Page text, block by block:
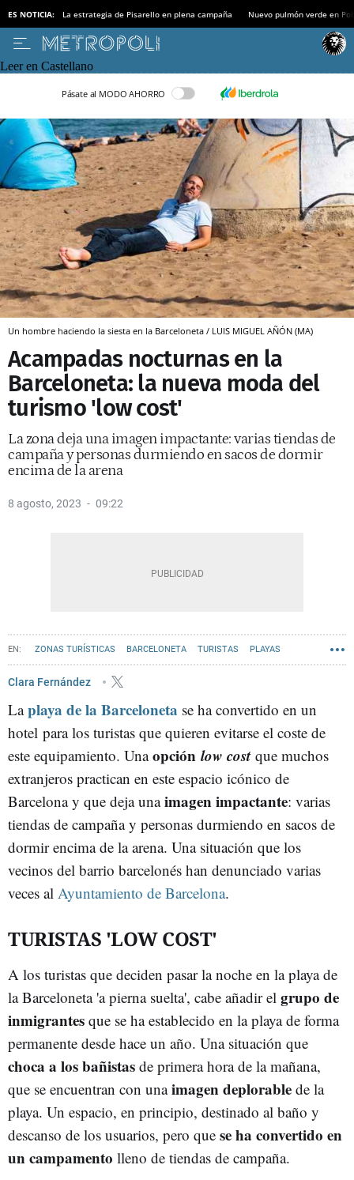
ES NOTICIA: La estrategia de Pisarello en plena campaña Nuevo pulmón verde en
Leer en Castellano
Pásate al MODO AHORRO
Un hombre haciendo la siesta en la Barceloneta / LUIS MIGUEL AÑÓN (MA)
Acampadas nocturnas en la
Barceloneta: la nueva moda del
turismo 'low cost'
La zona deja una imagen impactante: varias tiendas de
campaña y personas durmiendo en sacos de dormir
encima de la arena
8 agosto, 2023 09:22
ZONAS TURÍSTICAS BARCELONETA TURISTAS PLAYAS
AYUNTAMIENTO DE BARCELONA
Clara Fernández
Laplaya de la Barceloneta se ha convertido en un
hotel para los turistas que quieren evitarse el coste de
este equipamiento. Unaopción low cost que muchos
extranjeros practican en este espacio icónico de
Barcelona y que deja unaimagen impactante: varias
tiendas de campaña y personas durmiendo en sacos de
dormir encima de la arena. Una situación que los
vecinos del barrio barcelonés han denunciado varias
veces al Ayuntamiento de Barcelona.
TURISTAS 'LOW COST'
A los turistas que deciden pasar la noche en la playa de
la Barceloneta 'a pierna suelta', cabe añadir el grupo de
inmigrantes que se ha establecido en la playa de forma
permanente desde hace un año. Una situación que
choca a losbañistas de primera hora de la mañana,
que se encuentran con unaimagen deplorable de la
playa. Un espacio, en principio, destinado al baño y
descanso de los usuarios, pero que se ha convertido en
un campamento lleno de tiendas de campaña.